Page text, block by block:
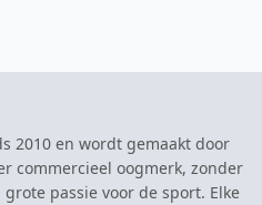
2010 en wordt gemaakt door
commercieel oogmerk, zonder
passie voor de sport. Elke